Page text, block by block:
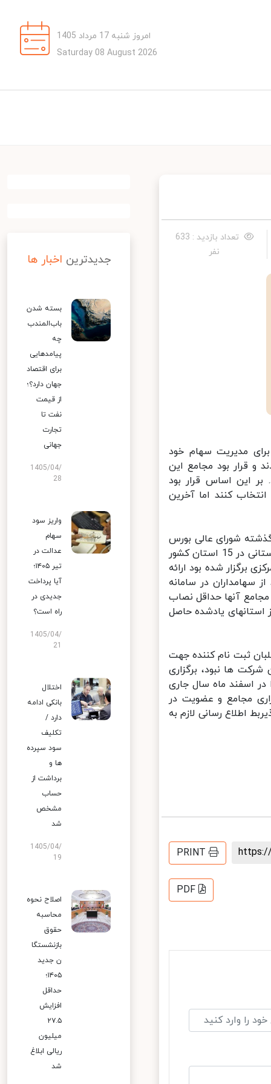
امروز شنبه 17 مرداد 1405
Saturday 08 August 2026
تعداد بازدید : 633
نفر
مدیریت سهام خود
قرار بود مجامع این
بر این اساس قرار بود
کنند اما آخرین
شورای عالی بورس
و اوراق بهادار گزارشی از برگزاری مجامع عمومی شرکت های سرمایه گذاری استانی در 15 استان کشور
برگزار شده بود ارائه
اینکه به طور متوسط بیش از 50 درصد از سهامداران در سامانه
آنها حداقل نصاب
یادشده حاصل
ثبت نام کننده جهت
ها نبود، برگزاری
اسفند ماه سال جاری
مجامع و عضویت در
اطلاع رسانی لازم به
PRINT
PDF
جدیدترین اخبار ها
بسته شدن
باب‌المندب
چه
پیامدهایی
برای اقتصاد
جهان دارد؟؛
از قیمت
نفت تا
تجارت
جهانی
1405/04/
28
واریز سود
سهام
عدالت در
تیر ۱۴۰۵؛
آیا پرداخت
جدیدی در
راه است؟
1405/04/
اختلال
بانکی ادامه
دارد /
تکلیف
سود سپرده
ها و
برداشت از
حساب
مشخص
شد
1405/04/
19
اصلاح نحوه
محاسبه
حقوق
بازنشستگا
ن جدید
۱۴۰۵؛
حداقل
افزایش
۲۷.۵
میلیون
ریالی ابلاغ
شد